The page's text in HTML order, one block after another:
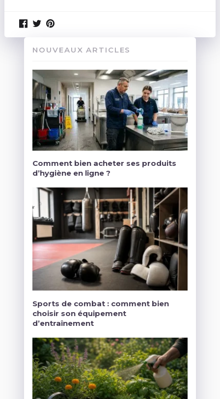
NOUVEAUX ARTICLES
Comment bien acheter ses produits
d’hygiène en ligne ?
Sports de combat : comment bien
choisir son équipement
d’entraînement